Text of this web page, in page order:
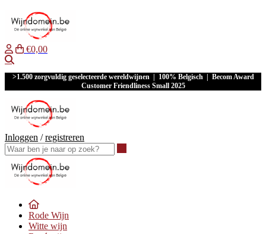
€0,00
>1.500 zorgvuldig geselecteerde wereldwijnen | 100% Belgisch | Becom Award
Customer Friendliness Small 2025
Inloggen /registreren
Rode Wijn
Witte wijn